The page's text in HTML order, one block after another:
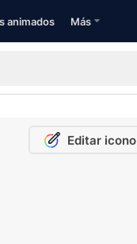
animados Más
Editar icono